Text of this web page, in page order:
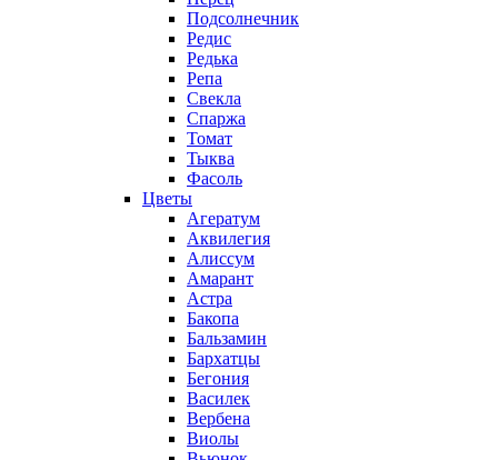
Подсолнечник
Редис
Редька
Репа
Свекла
Спаржа
Томат
Тыква
Фасоль
Цветы
Агератум
Аквилегия
Алиссум
Амарант
Астра
Бакопа
Бальзамин
Бархатцы
Бегония
Василек
Вербена
Виолы